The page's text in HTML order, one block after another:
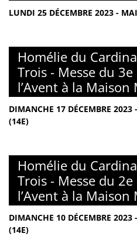
LUNDI 25 DÉCEMBRE 2023 -
Homélie du
Trois - Messe du
l’Avent à la Maison
DIMANCHE 17 DÉCEMBRE 2023
(14E)
Homélie du
Trois - Messe du
l’Avent à la Maison
DIMANCHE 10 DÉCEMBRE 2023
(14E)